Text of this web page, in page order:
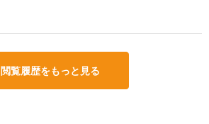
閲覧履歴をもっと見る